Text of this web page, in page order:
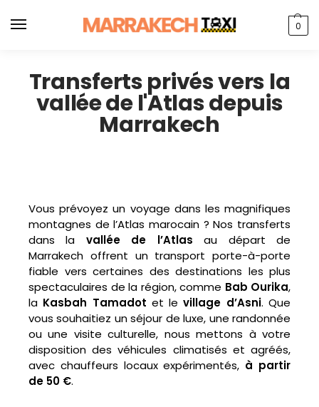
0
Transferts privés vers la
vallée de l'Atlas depuis
Marrakech
Vous prévoyez un voyage dans les magnifiques
montagnes de l’Atlas marocain ? Nos transferts
dans la vallée de l’Atlas au départ de
Marrakech offrent un transport porte-à-porte
fiable vers certaines des destinations les plus
spectaculaires de la région, comme Bab Ourika,
la Kasbah Tamadot et levillage d’Asni. Que
vous souhaitiez un séjour de luxe, une randonnée
ou une visite culturelle, nous mettons à votre
disposition des véhicules climatisés et agréés,
avec chauffeurs locaux expérimentés, à partir
de 50 €.